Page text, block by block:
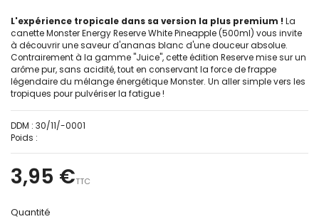
L'expérience tropicale dans sa version la plus premium ! La
canette Monster Energy Reserve White Pineapple (500ml) vous invite
à découvrir une saveur d'ananas blanc d'une douceur absolue.
Contrairement à la gamme "Juice", cette édition Reserve mise sur un
arôme pur, sans acidité, tout en conservant la force de frappe
légendaire du mélange énergétique Monster. Un aller simple vers les
tropiques pour pulvériser la fatigue !
DDM : 30/11/-0001
Poids :
3,95 €TTC
Quantité